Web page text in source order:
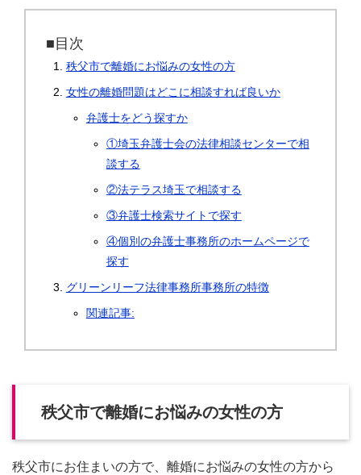
■目次
秩父市で離婚にお悩みの女性の方
女性の離婚問題はどこに相談すれば良いか
弁護士をどう探すか
①埼玉弁護士会の法律相談センターで相
談する
②法テラス埼玉で相談する
③弁護士検索サイトで探す
④個別の弁護士事務所のホームページで
探す
グリーンリーフ法律事務所事務所の特徴
関連記事:
秩父市で離婚にお悩みの女性の方
秩父市にお住まいの方で、離婚にお悩みの女性の方から